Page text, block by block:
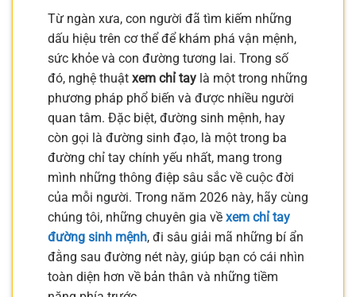
Từ ngàn xưa, con người đã tìm kiếm những
dấu hiệu trên cơ thể để khám phá vận mệnh,
sức khỏe và con đường tương lai. Trong số
đó, nghệ thuật xem chỉ tay là một trong những
phương pháp phổ biến và được nhiều người
quan tâm. Đặc biệt, đường sinh mệnh, hay
còn gọi là đường sinh đạo, là một trong ba
đường chỉ tay chính yếu nhất, mang trong
mình những thông điệp sâu sắc về cuộc đời
của mỗi người. Trong năm 2026 này, hãy cùng
chúng tôi, những chuyên gia về xem chỉ tay
đường sinh mệnh, đi sâu giải mã những bí ẩn
đằng sau đường nét này, giúp bạn có cái nhìn
toàn diện hơn về bản thân và những tiềm